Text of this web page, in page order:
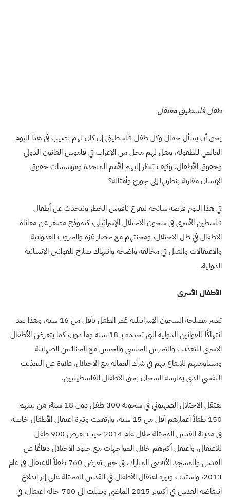
طفل فلسطيني معتقل
يحق أن يسأل جمال وكل طفل فلسطيني إن كان لهم نصيب في هذا اليوم
العالمي للطفولة، وهل لهم محل من الإعراب في قاموس القانون الدولي
وحقوق الأطفال، وكيف تنظر إليهم الأمم المتحدة ومؤسسات حقوق
الإنسان مقارنة بنظرتها إلى جورج وأمثاله؟
في هذا اليوم فرصة سانحة لنقرع ناقوس الخطر ونتحدث عن أطفال
فلسطين الأسرى في سجون الاحتلال الإسرائيلي، كنموذج مصغر عن معاناة
الأطفال في ظل الاحتلال، ومحنتهم مع حصار غزة والحروب العدوانية
والاعتقالات والقتل في مخالفة واضحة وانتهاك صارخ للقوانين الإنسانية
الدولية.
الأطفال الأسرى
تعتبر مصلحة السجون الإسرائيلية عُمر الطفل بأقل من 16 سنة، وهذا يعد
انتهاكًا للقوانين الدولية التي تحدده بـ 18 سنة وما دون، كما يتعرض الأطفال
الأسرى للتعذيب والتحرش الجنسي والحبس مع الجنائيين الصهاينة
ومساومتهم للإيقاع بهم في شرك العمالة مع الاحتلال، علاوة عن التعذيب
النفسي الذي يمارسه السجان بحق الأطفال الفلسطينيين.
يعتقل الاحتلال الصهيوني في سجونه 300 طفل دون 18 سنة، من بينهم
150 طفلاً أعمارهم أقل من 15 سنة، وارتفعت وتيرة اعتقال الأطفال خاصة
في مدينة القدس المحتلة خلال عام 2014 حيث تعرض 900 طفل
للاعتقال، واعتقل أكثرهم خلال المواجهات مع جنود الاحتلال دفاعًا عن
القدس والمسجد الأقصى المبارك، في حين تعرض 760 طفلاً للاعتقال في عام
2013، واشتدت وتيرة اعتقال الأطفال في القدس المحتلة على إثر اندلاع
انتفاضة القدس في أكتوبر 2015 الماضي وصلت إلى 700 حالة اعتقال، في